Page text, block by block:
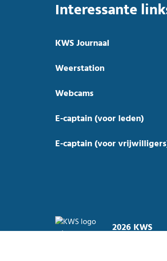
Interessante
KWS Journaal
Weerstation
Webcams
E-captain (voor leden)
E-captain (voor
2026 KWS